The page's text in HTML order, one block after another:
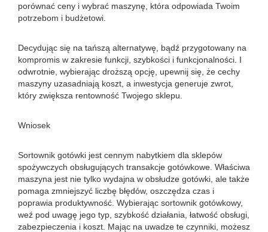
porównać ceny i wybrać maszynę, która odpowiada Twoim
potrzebom i budżetowi.
Decydując się na tańszą alternatywę, bądź przygotowany na
kompromis w zakresie funkcji, szybkości i funkcjonalności. I
odwrotnie, wybierając droższą opcję, upewnij się, że cechy
maszyny uzasadniają koszt, a inwestycja generuje zwrot,
który zwiększa rentowność Twojego sklepu.
Wniosek
Sortownik gotówki jest cennym nabytkiem dla sklepów
spożywczych obsługujących transakcje gotówkowe. Właściwa
maszyna jest nie tylko wydajna w obsłudze gotówki, ale także
pomaga zmniejszyć liczbę błędów, oszczędza czas i
poprawia produktywność. Wybierając sortownik gotówkowy,
weź pod uwagę jego typ, szybkość działania, łatwość obsługi,
zabezpieczenia i koszt. Mając na uwadze te czynniki, możesz